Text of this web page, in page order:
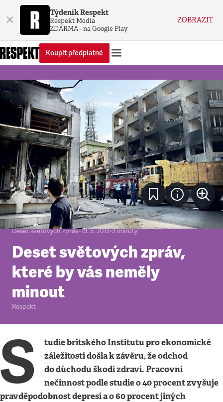
× Týdeník Respekt
Respekt Media
ZDARMA - na Google Play
ZOBRAZIT
Koupit předplatné
Deset světových zpráv•19. 5. 2013•3minuty
Deset světových zpráv,
které by vás neměly
minout
Respekt
S
tudie britského Institutu pro ekonomické
záležitosti došla k závěru, že odchod
do důchodu škodí zdraví. Pracovní
nečinnost podle studie o 40 procent zvyšuje
pravděpodobnost depresí a o 60 procent jiných